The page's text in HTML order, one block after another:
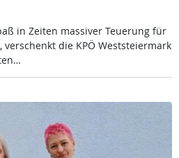
in Zei­ten mas­si­ver Teue­rung für
die KPÖ West­s­tei­er­mark